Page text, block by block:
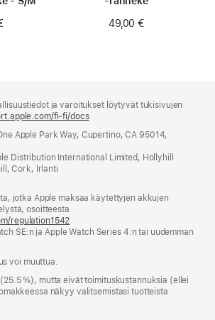
49,00 €
ja varoitukset löytyvät tukisivujen
fi-fi/docs(avautuu
ikkunaan)
Apple Park Way, Cupertino, CA 95014,
Distribution International Limited, Hollyhill
Cork, Irlanti
jotka Apple maksaa käytettyjen akkujen
osoitteesta
regulation1542
uuteen
SE:n ja Apple Watch Series 4:n tai uudemman
voi muuttua.
%), mutta eivät toimitus­kustannuksia (ellei
näkyy valitsemistasi tuotteista